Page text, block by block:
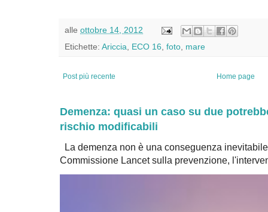
alle ottobre 14, 2012
Etichette: Ariccia ECO 16 foto mare
Post più recente Home page
Demenza: quasi un caso su due
rischio modificabili
La demenza non è una conseguenza
Commissione Lancet sulla prevenzione,